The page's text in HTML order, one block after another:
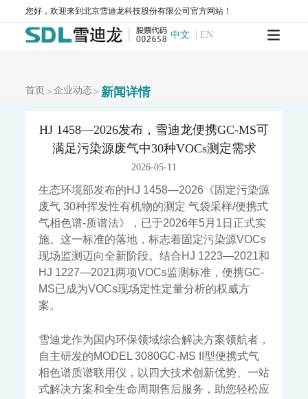
您好，欢迎来到北京雪迪龙科技股份有限公司官方网站！
中文 | EN
SurfaceSeer I-飞行时间二次离子质谱仪
飞行时间质谱仪
El-TOF MS-台式飞行时间质谱仪
MS-200-便携式飞行时间质谱仪
MODEL 3080GC-MS II-便携式气相色谱质谱联用仪
MODEL 3080PM-便携式β射线颗粒物监测仪
MODEL 3080-便携式红外气体分析仪
MODEL 3080UV-便携式紫外气体分析仪
MODEL 3080FT-便携式傅里叶红外气体分析仪
MODEL 3080GC-NMHC-便携式气相色谱仪
MODEL 3080Hg-便携式烟气汞分析仪
MODEL 3080OU-便携式恶臭分析仪
SDL 205-标准气发生器
手持式和便携式X射线荧光光谱仪
服务中心
运维服务
检测服务
售后服务
首页 > 企业动态> 新闻详情
HJ 1458—2026发布，雪迪龙便携GC-MS可
满足污染源废气中30种VOCs测定需求
2026-05-11
生态环境部发布的HJ 1458—2026《固定污染源
废气 30种挥发性有机物的测定 气袋采样/便携式
气相色谱-质谱法》，已于2026年5月1日正式实
施。这一标准的落地，标志着固定污染源VOCs
现场监测迈向全新阶段。结合HJ 1223—2021和
HJ 1227—2021两项VOCs监测标准，便携GC-
MS已成为VOCs现场定性定量分析的权威方
案。
雪迪龙作为国内环保领域综合解决方案领航者，
自主研发的MODEL 3080GC-MS II型便携式气
相色谱质谱联用仪，以四大技术创新优势、一站
式解决方案和全生命周期售后服务，助您轻松应